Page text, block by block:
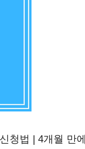
청법 | 4개월 만